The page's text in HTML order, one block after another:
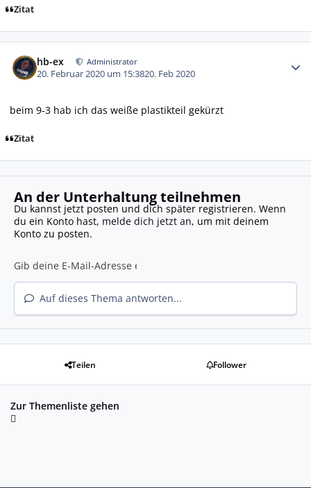
Zitat
hb-ex Administrator
20. Februar 2020 um 15:3820. Feb 2020
beim 9-3 hab ich das weiße plastikteil gekürzt
Zitat
An der Unterhaltung teilnehmen
Du kannst jetzt posten und dich später registrieren. Wenn
du ein Konto hast, melde dich jetzt an, um mit deinem
Konto zu posten.
Auf dieses Thema antworten...
Teilen Follower
Zur Themenliste gehen